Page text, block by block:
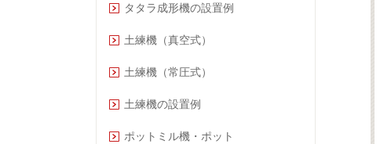
タタラ成形機の設置例
土練機（真空式）
土練機（常圧式）
土練機の設置例
ポットミル機・ポット